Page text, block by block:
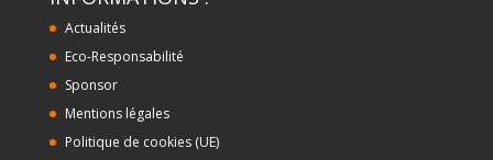
Actualités
Eco-Responsabilité
Sponsor
Mentions légales
Politique de cookies (UE)